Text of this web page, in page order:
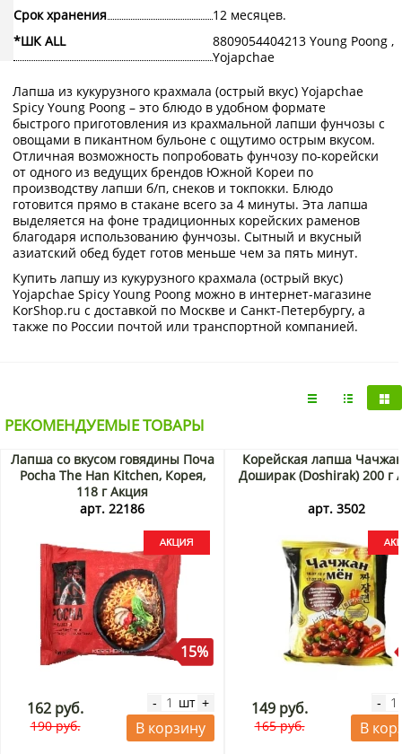
Срок хранения
12 месяцев.
*ШК ALL
8809054404213 Young Poong ,
Yojapchae
Лапша из кукурузного крахмала (острый вкус) Yojapchae
Spicy Young Poong – это блюдо в удобном формате
быстрого приготовления из крахмальной лапши фунчозы с
овощами в пикантном бульоне с ощутимо острым вкусом.
Отличная возможность попробовать фунчозу по-корейски
от одного из ведущих брендов Южной Кореи по
производству лапши б/п, снеков и токпокки. Блюдо
готовится прямо в стакане всего за 4 минуты. Эта лапша
выделяется на фоне традиционных корейских раменов
благодаря использованию фунчозы. Сытный и вкусный
азиатский обед будет готов меньше чем за пять минут.
Купить лапшу из кукурузного крахмала (острый вкус)
Yojapchae Spicy Young Poong можно в интернет-магазине
KorShop.ru с доставкой по Москве и Санкт-Петербургу, а
также по России почтой или транспортной компанией.
РЕКОМЕНДУЕМЫЕ ТОВАРЫ
Лапша со вкусом говядины Поча
Pocha The Han Kitchen, Корея,
118 г Акция
арт. 22186
15%
162 руб.
190 руб.
- шт +
В корзину
Корейская лапша
Доширак (Doshirak) 200 г
арт. 3502
149 руб.
165 руб.
-
В